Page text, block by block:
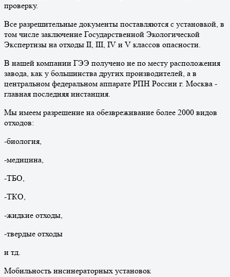
проверку.
Все разрешительные документы поставляются с установкой, в
том числе заключение Государственной Экологической
Экспертизы на отходы II, III, IV и V классов опасности.
В нашей компании ГЭЭ получено не по месту расположения
завода, как у большинства других производителей, а в
центральном федеральном аппарате РПН России г. Москва -
главная последняя инстанция.
Мы имеем разрешение на обезвреживание более 2000 видов
отходов:
-биология,
-медицина,
-ТБО,
-ТКО,
-жидкие отходы,
-твердые отходы
и тд.
Мобильность инсинераторных установок